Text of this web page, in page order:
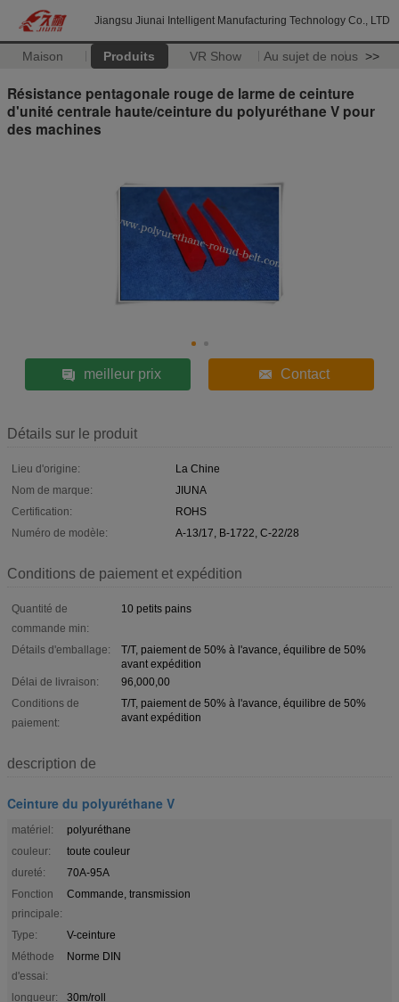
Jiangsu Jiunai Intelligent Manufacturing Technology Co., LTD
Maison Produits VR Show Au sujet de nous >>
Résistance pentagonale rouge de larme de ceinture
d'unité centrale haute/ceinture du polyuréthane V pour
des machines
meilleur prix Contact
Détails sur le produit
Lieu d'origine:
La Chine
Nom de marque:
JIUNA
Certification:
ROHS
Numéro de modèle:
A-13/17, B-1722, C-22/28
Conditions de paiement et expédition
Quantité de
commande min:
10 petits pains
Détails d'emballage:
T/T, paiement de 50% à l'avance, équilibre de 50%
avant expédition
Délai de livraison:
96,000,00
Conditions de
paiement:
T/T, paiement de 50% à l'avance, équilibre de 50%
avant expédition
description de
Ceinture du polyuréthane V
matériel:
polyuréthane
couleur:
toute couleur
dureté:
70A-95A
Fonction
principale:
Commande, transmission
Type:
V-ceinture
Méthode
d'essai:
Norme DIN
longueur:
30m/roll